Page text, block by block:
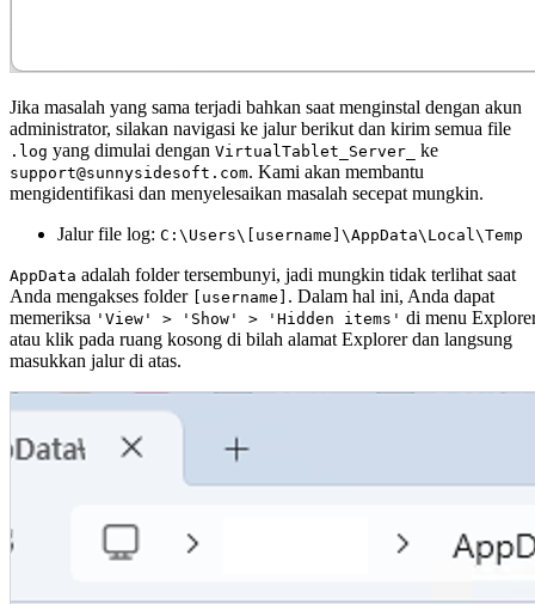
Jika masalah yang sama terjadi bahkan saat menginstal dengan akun
administrator, silakan navigasi ke jalur berikut dan kirim semua file
.log yang dimulai dengan VirtualTablet_Server_ ke
support@sunnysidesoft.com. Kami akan membantu
mengidentifikasi dan menyelesaikan masalah secepat mungkin.
Jalur file log: C:\Users\[username]\AppData\Local\Temp
AppData adalah folder tersembunyi, jadi mungkin tidak terlihat saat
Anda mengakses folder [username] . Dalam hal ini, Anda dapat
memeriksa 'View' > 'Show' > 'Hidden items' di menu
atau klik pada ruang kosong di bilah alamat Explorer dan langsung
masukkan jalur di atas.